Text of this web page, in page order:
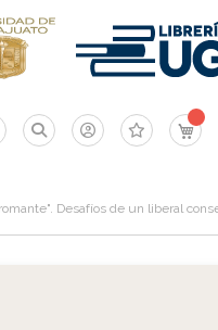
Mi
Desafíos de un liberal